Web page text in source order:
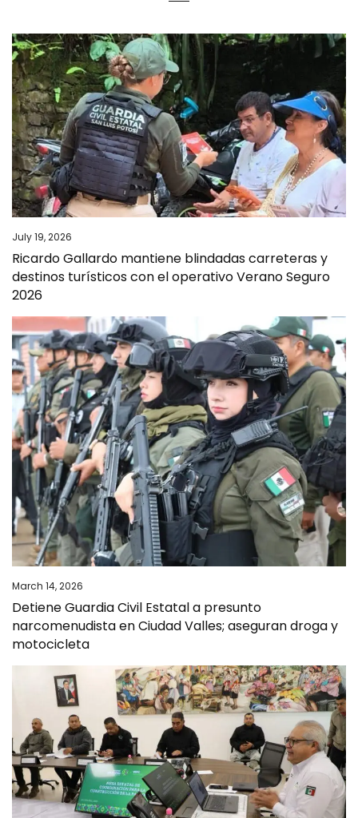
July 19, 2026
Ricardo Gallardo mantiene blindadas carreteras y
destinos turísticos con el operativo Verano Seguro
2026
March 14, 2026
Detiene Guardia Civil Estatal a presunto
narcomenudista en Ciudad Valles; aseguran droga y
motocicleta